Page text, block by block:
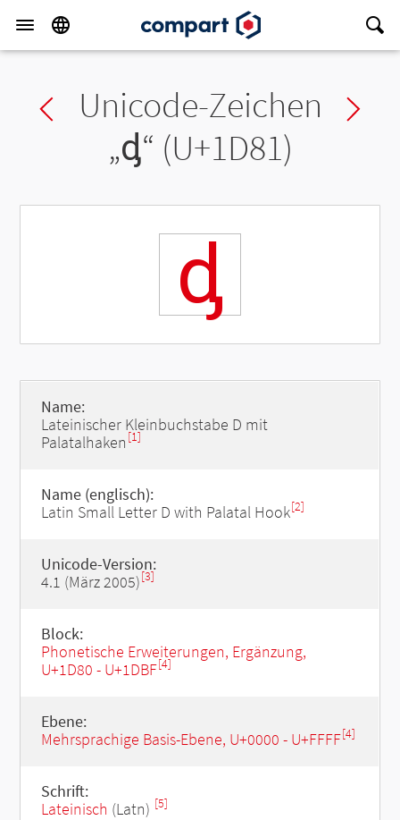
Previous char
Unicode-Zeichen
„ᶁ“ (U+1D81)
ᶁ
Name:
Lateinischer Kleinbuchstabe D mit
Palatalhaken [1]
Name (englisch):
Latin Small Letter D with Palatal Hook[2]
Unicode-Version:
4.1 (März 2005)[3]
Block:
Phonetische Erweiterungen, Ergänzung,
U+1D80 - U+1DBF[4]
Ebene:
Mehrsprachige Basis-Ebene, U+0000 - U+FFFF[4]
Schrift:
Lateinisch (Latn) [5]